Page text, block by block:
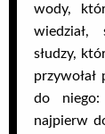
wody,
słudzy,
przywołał
do niego:
najpierw